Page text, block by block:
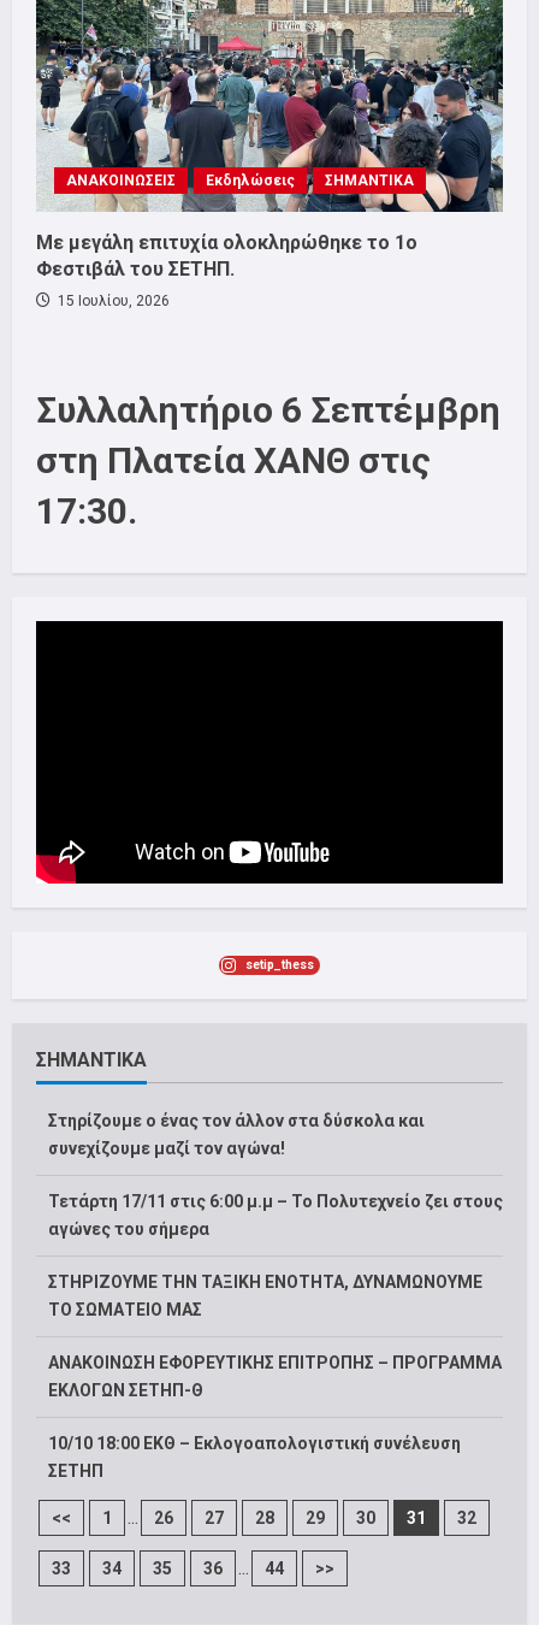
ΑΝΑΚΟΙΝΩΣΕΙΣ Εκδηλώσεις ΣΗΜΑΝΤΙΚΑ
Με μεγάλη επιτυχία ολοκληρώθηκε το 1ο
Φεστιβάλ του ΣΕΤΗΠ.
15 Ιουλίου, 2026
Συλλαλητήριο 6 Σεπτέμβρη
στη Πλατεία ΧΑΝΘ στις
17:30.
setip_thess
ΣΗΜΑΝΤΙΚΑ
Στηρίζουμε ο ένας τον άλλον στα δύσκολα και
συνεχίζουμε μαζί τον αγώνα!
Τετάρτη 17/11 στις 6:00 μ.μ – Το Πολυτεχνείο ζει στους
αγώνες του σήμερα
ΣΤΗΡΙΖΟΥΜΕ ΤΗΝ ΤΑΞΙΚΗ ΕΝΟΤΗΤΑ, ΔΥΝΑΜΩΝΟΥΜΕ
ΤΟ ΣΩΜΑΤΕΙΟ ΜΑΣ
ΑΝΑΚΟΙΝΩΣΗ ΕΦΟΡΕΥΤΙΚΗΣ ΕΠΙΤΡΟΠΗΣ – ΠΡΟΓΡΑΜΜΑ
ΕΚΛΟΓΩΝ ΣΕΤΗΠ-Θ
10/10 18:00 ΕΚΘ – Εκλογοαπολογιστική συνέλευση
ΣΕΤΗΠ
<< 1 ... 26 27 28 29 30 31 32
33 34 35 36 ... 44 >>